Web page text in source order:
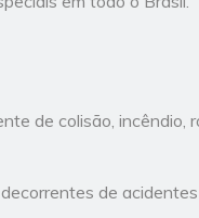
de colisão, incêndio,
de